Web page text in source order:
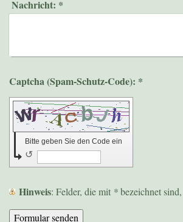
Nachricht: *
Captcha (Spam-Schutz-Code): *
Bitte geben Sie den Code ein
↺
Hinweis : Felder, die mit *bezeichnet